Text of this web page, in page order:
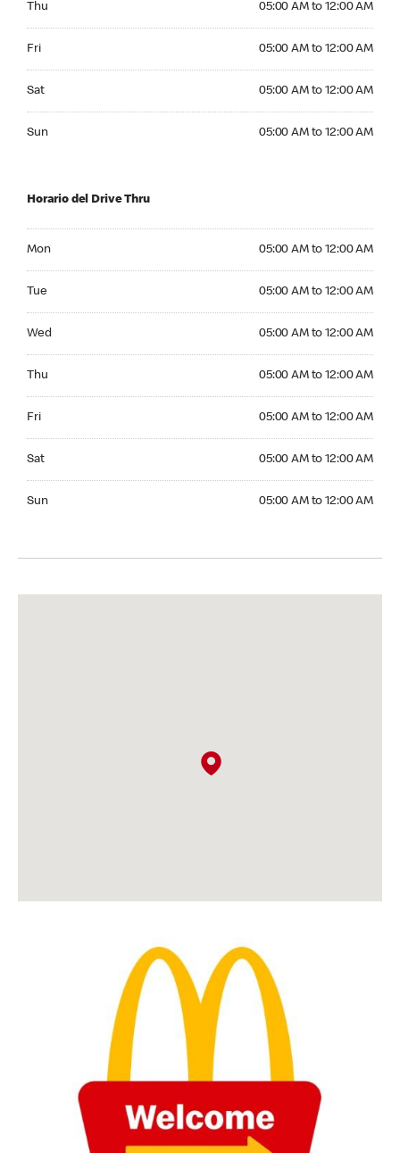
Thu 05:00 AM to 12:00 AM
Fri 05:00 AM to 12:00 AM
Sat 05:00 AM to 12:00 AM
Sun 05:00 AM to 12:00 AM
Horario del Drive Thru
Mon 05:00 AM to 12:00 AM
Tue 05:00 AM to 12:00 AM
Wed 05:00 AM to 12:00 AM
Thu 05:00 AM to 12:00 AM
Fri 05:00 AM to 12:00 AM
Sat 05:00 AM to 12:00 AM
Sun 05:00 AM to 12:00 AM